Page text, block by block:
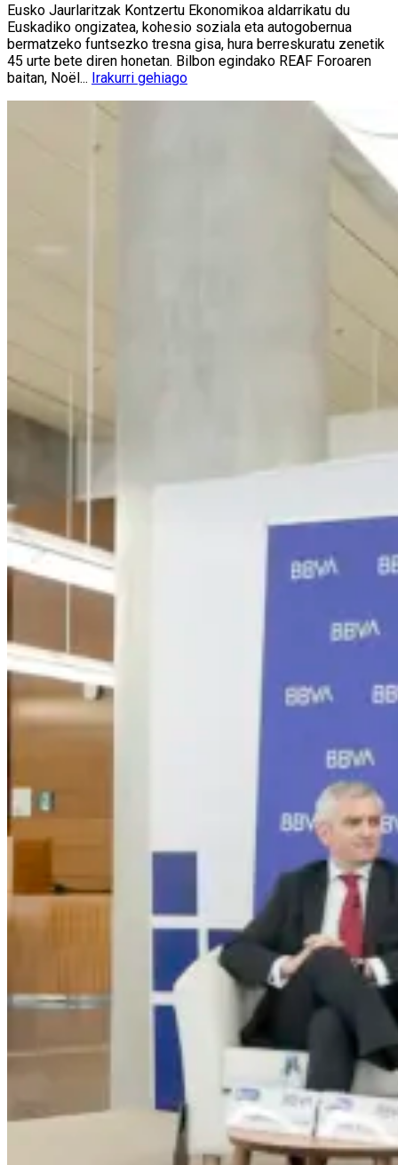
Eusko Jaurlaritzak Kontzertu Ekonomikoa aldarrikatu du
Euskadiko ongizatea, kohesio soziala eta autogobernua
bermatzeko funtsezko tresna gisa, hura berreskuratu zenetik
45 urte bete diren honetan. Bilbon egindako REAF Foroaren
baitan, Noël... Irakurri gehiago